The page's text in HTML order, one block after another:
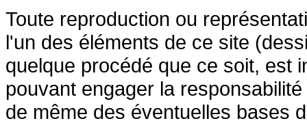
Toute reproduction ou
l'un des éléments de ce site
quelque procédé que ce soit, est
pouvant engager la
de même des éventuelles bases